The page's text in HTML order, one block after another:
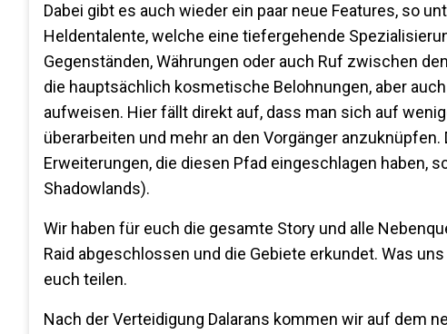
Dabei gibt es auch wieder ein paar neue Features, so
Heldentalente, welche eine tiefergehende
Gegenständen, Währungen oder auch Ruf zwischen
die hauptsächlich kosmetische Belohnungen, aber
aufweisen. Hier fällt direkt auf, dass man sich auf
überarbeiten und mehr an den Vorgänger
Erweiterungen, die diesen Pfad eingeschlagen haben,
Shadowlands).
Wir haben für euch die gesamte Story und alle
Raid abgeschlossen und die Gebiete erkundet. Was
euch teilen.
Nach der Verteidigung Dalarans kommen wir auf dem